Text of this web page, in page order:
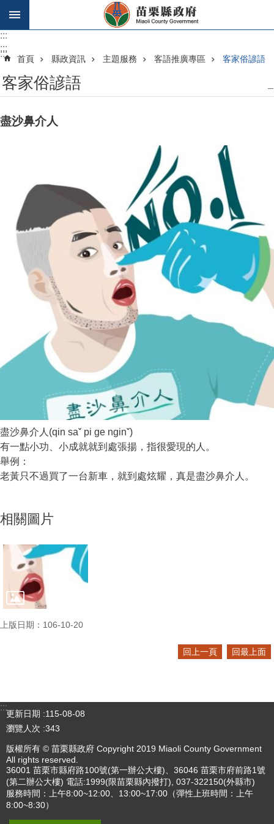
跳到主要內容區塊
:::
:::
::: 首頁 縣政資訊 主題服務 客語推廣專區 客家俗諺語
客家俗諺語
盡沙鼻介人
盡沙鼻介人(qin saˇ pi ge nginˇ)
有一點小功、小成就就到處張揚，指很愛現的人。
舉例：
老黃只不過買了一台新車，就到處炫耀，真是盡沙鼻介人。
相關圖片
上版日期：106-10-20
回上一頁 回最上面
:::
更新日期
115-08-08
瀏覽人次 343
版權所有 © 苗栗縣政府 Copyright 2019 Miaoli County Government
All rights reserved.
36001 苗栗市縣府路100號(第一辦公大樓)、36046 苗栗市府前路1號
(第二辦公大樓) 電話:1999(限苗栗縣內撥打), 037-322150(外縣市)
服務時間：上午8:00~12:00、13:00~17:00（彈性上班時間：上午
8:00~8:30）